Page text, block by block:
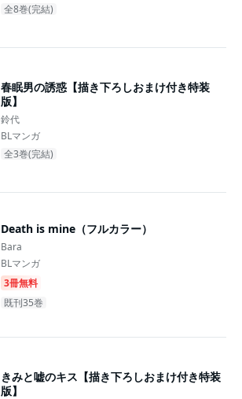
全8巻(完結)
春眠男の誘惑【描き下ろしおまけ付き特装
版】
鈴代
BLマンガ
全3巻(完結)
Death is mine（フルカラー）
Bara
BLマンガ
3冊無料
既刊35巻
きみと嘘のキス【描き下ろしおまけ付き特装
版】